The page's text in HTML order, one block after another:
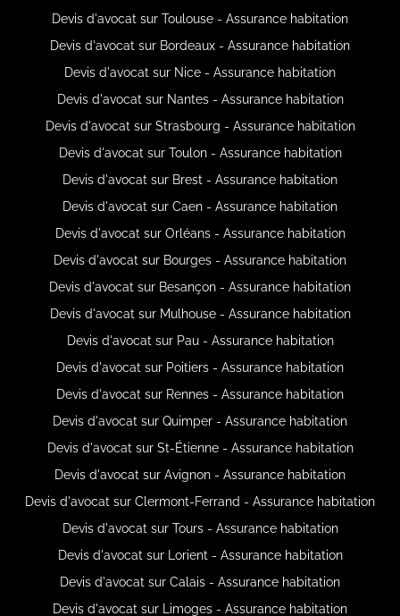
Devis d'avocat sur Toulouse - Assurance habitation
Devis d'avocat sur Bordeaux - Assurance habitation
Devis d'avocat sur Nice - Assurance habitation
Devis d'avocat sur Nantes - Assurance habitation
Devis d'avocat sur Strasbourg - Assurance habitation
Devis d'avocat sur Toulon - Assurance habitation
Devis d'avocat sur Brest - Assurance habitation
Devis d'avocat sur Caen - Assurance habitation
Devis d'avocat sur Orléans - Assurance habitation
Devis d'avocat sur Bourges - Assurance habitation
Devis d'avocat sur Besançon - Assurance habitation
Devis d'avocat sur Mulhouse - Assurance habitation
Devis d'avocat sur Pau - Assurance habitation
Devis d'avocat sur Poitiers - Assurance habitation
Devis d'avocat sur Rennes - Assurance habitation
Devis d'avocat sur Quimper - Assurance habitation
Devis d'avocat sur St-Étienne - Assurance habitation
Devis d'avocat sur Avignon - Assurance habitation
Devis d'avocat sur Clermont-Ferrand - Assurance habitation
Devis d'avocat sur Tours - Assurance habitation
Devis d'avocat sur Lorient - Assurance habitation
Devis d'avocat sur Calais - Assurance habitation
Devis d'avocat sur Limoges - Assurance habitation